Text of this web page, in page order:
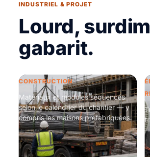
INDUSTRIEL & PROJET
Lourd,
gabarit.
CONSTRUCTION
Matériaux et modules séquencés
selon le calendrier du chantier — y
compris les maisons préfabriquées.